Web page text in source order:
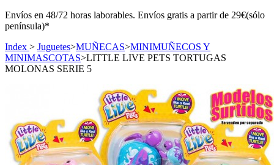
Envíos en 48/72 horas laborables. Envíos gratis a partir de 29€(sólo
península)*
Index > Juguetes>MUÑECAS>MINIMUÑECOS Y
MINIMASCOTAS>LITTLE LIVE PETS TORTUGAS
MOLONAS SERIE 5